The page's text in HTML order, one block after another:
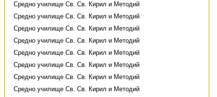
Средно училище Св. Св. Кирил и Методий
Средно училище Св. Св. Кирил и Методий
Средно училище Св. Св. Кирил и Методий
Средно училище Св. Св. Кирил и Методий
Средно училище Св. Св. Кирил и Методий
Средно училище Св. Св. Кирил и Методий
Средно училище Св. Св. Кирил и Методий
Средно училище Св. Св. Кирил и Методий